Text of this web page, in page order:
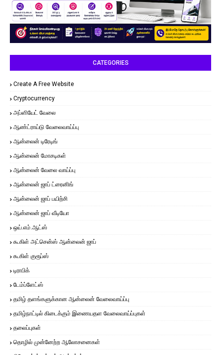
CATEGORIES
Create A Free Website
Cryptocurrency
அப்ளியேட் வேலை
ஆண்ட்ராய்டு வேலைவாய்ப்பு
ஆன்லைன் டிரேடிங்
ஆன்லைன் மோசடிகள்
ஆன்லைன் வேலை வாய்ப்பு
ஆன்லைன் ஜாப் ட்ரைனிங்
ஆன்லைன் ஜாப் பயிற்சி
ஆன்லைன் ஜாப் வீடியோ
ஒய்.எம்.ஆட்ஸ்
கூகிள் அட்சென்ஸ் ஆன்லைன் ஜாப்
கூகிள் குரூப்ஸ்
டிராபிக்
டேம்ப்ளேட்ஸ்
தமிழ் தளங்களுக்கான ஆன்லைன் வேலைவாய்ப்பு
தமிழ்நாட்டில் கிடைக்கும் இணையதள வேலைவாய்ப்புகள்
தலைப்புகள்
தொழில் முன்னேற்ற ஆலோசனைகள்